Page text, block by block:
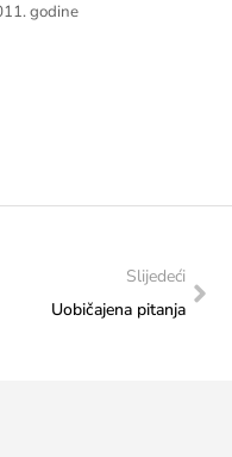
godine
Slijedeći
Uobičajena pitanja